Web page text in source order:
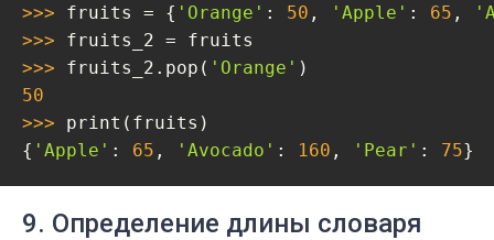
>>> fruits = { 'Orange' : 50 , 'Apple' : 65 ,
>>>
>>> fruits_2.pop( 'Orange'
50
>>> print(fruits)
{ 'Apple' : 65 , 'Avocado' : 160 , 'Pear' : 75}
9. Определение длины словаря